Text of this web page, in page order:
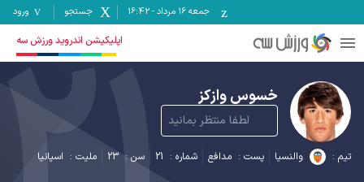
جمعه ۱۶ مرداد -
16:42 جستجو ورود
اپلیکیشن اندروید ورزش سه
خسوس وازکز
لطفا منتظر بمانید
تیم : والنسیا پست : مدافع شماره : 21 سن : 23 ملیت : اسپانیا